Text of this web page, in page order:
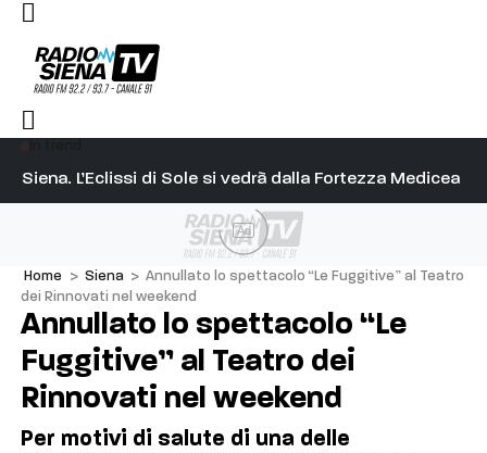
Siena. L’Eclissi di Sole si vedrà dalla Fortezza Medicea
su Diosu sono state poco corrette”
Ad
Home > Siena > Annullato lo spettacolo “Le Fuggitive” al Teatro
dei Rinnovati nel weekend
Annullato lo spettacolo “Le
Fuggitive” al Teatro dei
Rinnovati nel weekend
Per motivi di salute di una delle